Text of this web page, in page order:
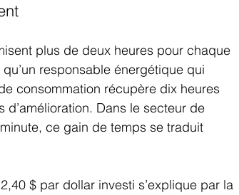
plus de deux heures pour chaque
responsable énergétique qui
consommation récupère dix heures
Dans le secteur de
ce gain de temps se traduit
$ par dollar investi s’explique par la